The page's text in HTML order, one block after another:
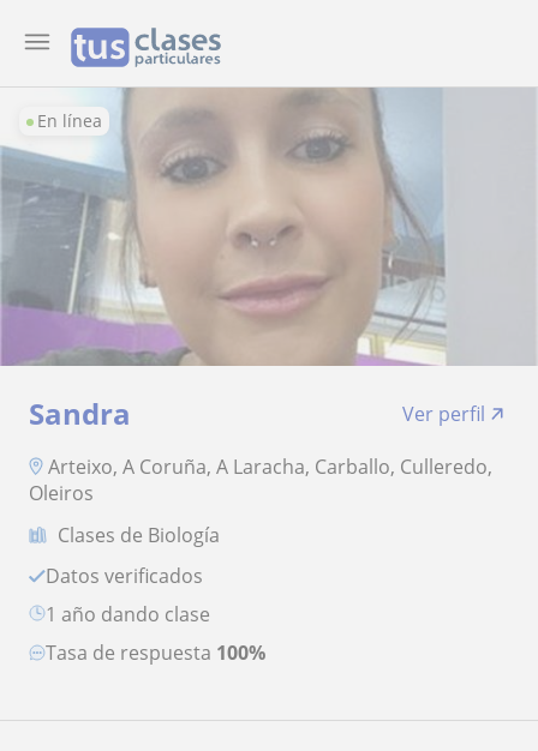
En línea
Sandra
Ver perfil
Arteixo, A Coruña, A Laracha, Carballo, Culleredo,
Oleiros
Clases de Biología
Datos verificados
1 año dando clase
Tasa de respuesta 100%